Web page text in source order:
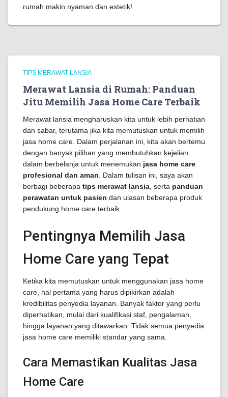
rumah makin nyaman dan estetik!
TIPS MERAWAT LANSIA
Merawat Lansia di Rumah: Panduan
Jitu Memilih Jasa Home Care Terbaik
Merawat lansia mengharuskan kita untuk lebih perhatian
dan sabar, terutama jika kita memutuskan untuk memilih
jasa home care. Dalam perjalanan ini, kita akan bertemu
dengan banyak pilihan yang membutuhkan kejelian
dalam berbelanja untuk menemukan jasa home care
profesional dan aman . Dalam tulisan ini, saya akan
berbagi beberapa tips merawat lansia , serta panduan
perawatan untuk pasien dan ulasan beberapa produk
pendukung home care terbaik.
Pentingnya Memilih Jasa
Home Care yang Tepat
Ketika kita memutuskan untuk menggunakan jasa home
care, hal pertama yang harus dipikirkan adalah
kredibilitas penyedia layanan. Banyak faktor yang perlu
diperhatikan, mulai dari kualifikasi staf, pengalaman,
hingga layanan yang ditawarkan. Tidak semua penyedia
jasa home care memiliki standar yang sama.
Cara Memastikan Kualitas Jasa
Home Care